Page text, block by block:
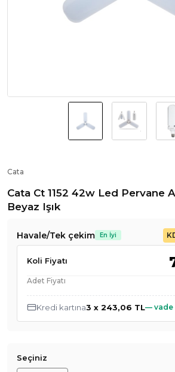
Cata
Cata Ct 1152 42w Led Pervane
Beyaz Işık
Havale/Tek çekim En İyi
Koli Fiyatı
Adet Fiyatı
Kredi kartına3 x 243,06 TL— vade
Seçiniz